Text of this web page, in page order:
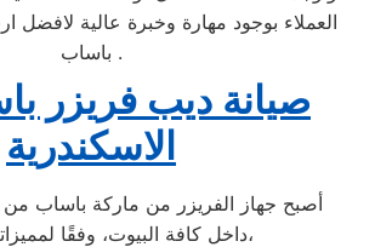
العملاء بوجود مهارة وخبرة عالية لافضل
باساب .
صيانة ديب فريزر
الاسكندرية
أصبح جهاز الفريزر من ماركة باساب من
داخل كافة البيوت، وفقًا لمميزاته العديدة،